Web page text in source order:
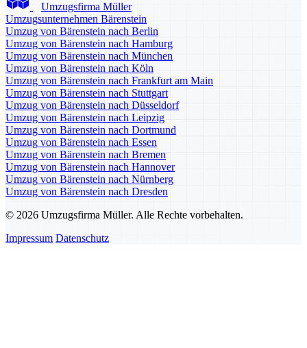
Umzugsfirma Müller
Umzugsunternehmen Bärenstein
Umzug von Bärenstein nach Berlin
Umzug von Bärenstein nach Hamburg
Umzug von Bärenstein nach München
Umzug von Bärenstein nach Köln
Umzug von Bärenstein nach Frankfurt am Main
Umzug von Bärenstein nach Stuttgart
Umzug von Bärenstein nach Düsseldorf
Umzug von Bärenstein nach Leipzig
Umzug von Bärenstein nach Dortmund
Umzug von Bärenstein nach Essen
Umzug von Bärenstein nach Bremen
Umzug von Bärenstein nach Hannover
Umzug von Bärenstein nach Nürnberg
Umzug von Bärenstein nach Dresden
© 2026 Umzugsfirma Müller. Alle Rechte vorbehalten.
Impressum Datenschutz